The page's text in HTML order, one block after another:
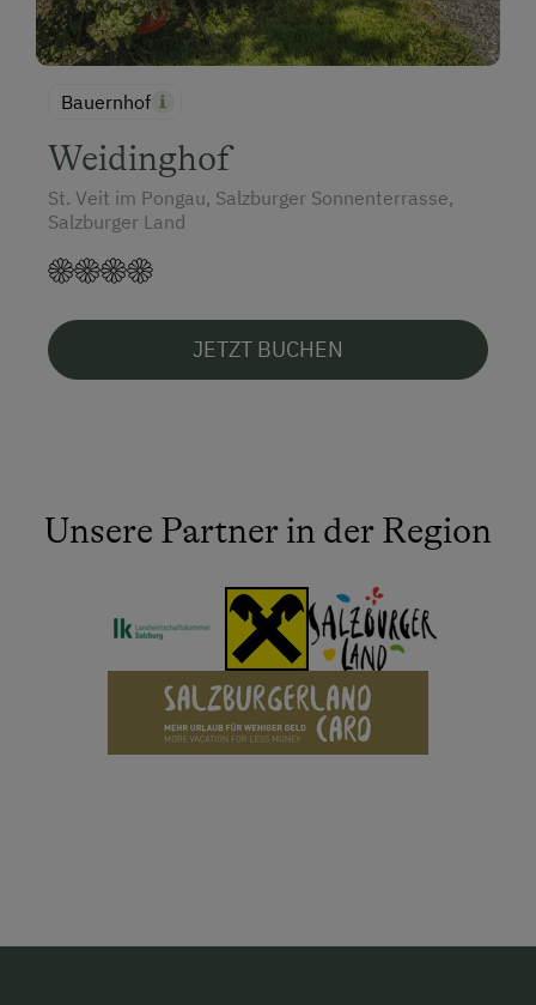
Bauernhof
Weidinghof
St. Veit im Pongau, Salzburger Sonnenterrasse,
Salzburger Land
JETZT BUCHEN
Unsere Partner in der Region